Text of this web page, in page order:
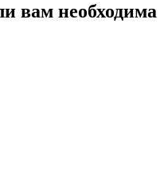
вам необходима